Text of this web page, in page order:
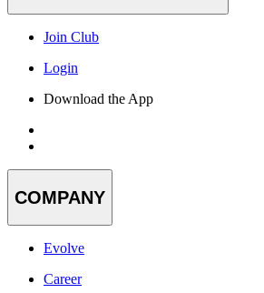
Join Club
Login
Download the App
COMPANY
Evolve
Career